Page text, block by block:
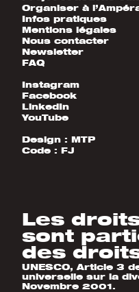
Organiser à
Infos pratiques
Mentions légales
Nous contacter
Newsletter
FAQ
Instagram
Facebook
LinkedIn
YouTube
Design : MTP
Code : FJ
Les
sont
des
UNESCO, Article 3
universelle sur la
Novembre 2001.